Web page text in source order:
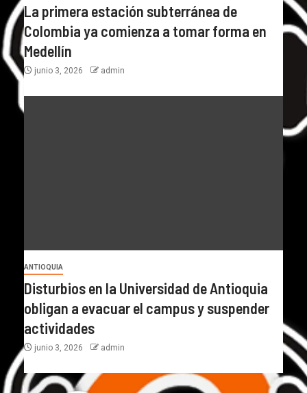
La primera estación subterránea de
Colombia ya comienza a tomar forma en
Medellín
junio 3, 2026 admin
ANTIOQUIA
Disturbios en la Universidad de Antioquia
obligan a evacuar el campus y suspender
actividades
junio 3, 2026 admin